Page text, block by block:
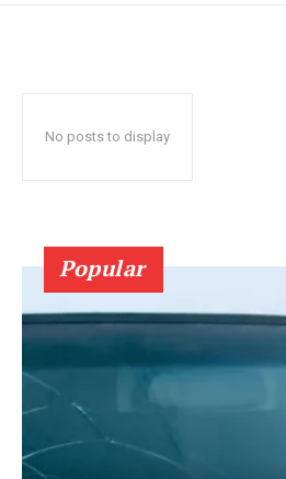
No posts to display
Popular